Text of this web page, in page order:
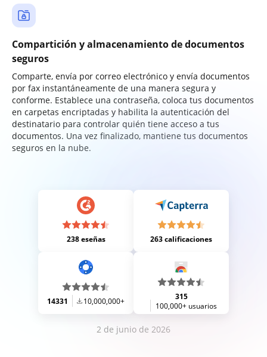
Compartición y almacenamiento de documentos
seguros
Comparte, envía por correo electrónico y envía documentos
por fax instantáneamente de una manera segura y
conforme. Establece una contraseña, coloca tus documentos
en carpetas encriptadas y habilita la autenticación del
destinatario para controlar quién tiene acceso a tus
documentos. Una vez finalizado, mantiene tus documentos
seguros en la nube.
238 eseñas 263 calificaciones
14331 10,000,000+
315
100,000+ usuarios
2 de junio de 2026